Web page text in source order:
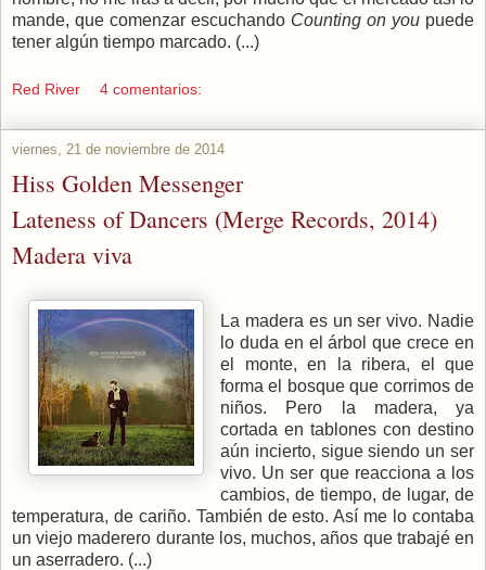
mande, que comenzar escuchando Counting on you puede
tener algún tiempo marcado. (...)
Red River 4 comentarios:
viernes, 21 de noviembre de 2014
Hiss Golden Messenger
Lateness of Dancers (Merge Records, 2014)
Madera viva
La madera es un ser vivo. Nadie
lo duda en el árbol que crece en
el monte, en la ribera, el que
forma el bosque que corrimos de
niños. Pero la madera, ya
cortada en tablones con destino
aún incierto, sigue siendo un ser
vivo. Un ser que reacciona a los
cambios, de tiempo, de lugar, de
temperatura, de cariño. También de esto. Así me lo contaba
un viejo maderero durante los, muchos, años que trabajé en
un aserradero. (...)